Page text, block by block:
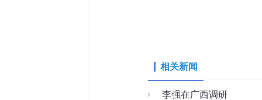
相关新闻
李强在广西调研